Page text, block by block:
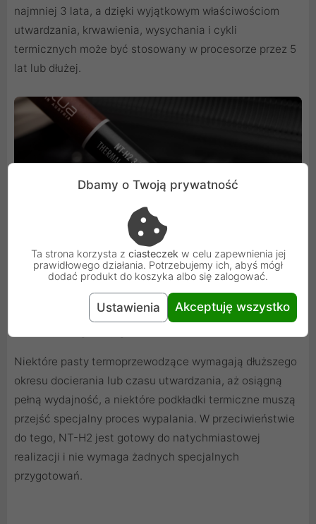
najmniej 3 lata, a dzięki wyjątkowym właściwościom
utwardzania, krwawienia, wysychania i cykli
termicznych może być stosowany w procesorze przez 5
lat lub dłużej.
Niektóre pasty termoprzewodzące wymagają dłuższego
okresu docierania lub czasu utwardzania, aż osiągną
pełną wydajność, a niektóre podkładki termiczne muszą
przejść specjalny proces wypalania. W przeciwieństwie
do tego, NT-H2 jest gotowy do natychmiastowej
realizacji i nie wymaga żadnych specjalnych
przygotowań.
Dbamy o Twoją prywatność
Ta strona korzysta z ciasteczek w celu zapewnienia jej
prawidłowego działania. Potrzebujemy ich, abyś mógł
dodać produkt do koszyka albo się zalogować.
Ustawienia Akceptuję wszystko